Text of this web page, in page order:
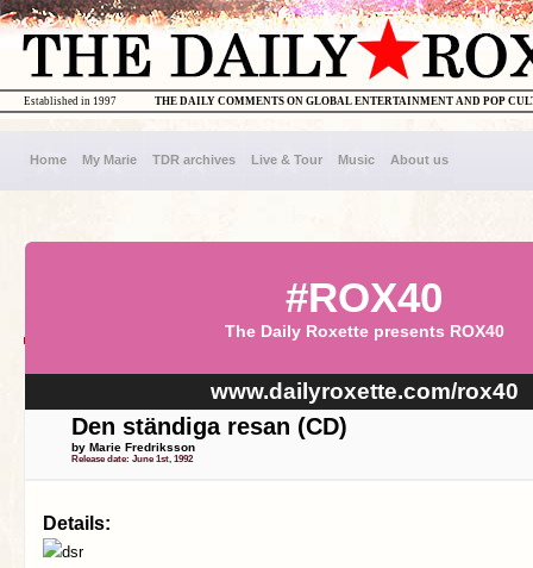
THE DAILY COMMENTS ON GLOBAL ENTERTAINMENT AND POP
Established in 1997
Home My Marie TDR archives Live & Tour Music About us
#ROX40
The Daily Roxette presents ROX40
www.dailyroxette.com/rox40
Den ständiga resan (CD)
by Marie Fredriksson
Release date: June 1st, 1992
Details: